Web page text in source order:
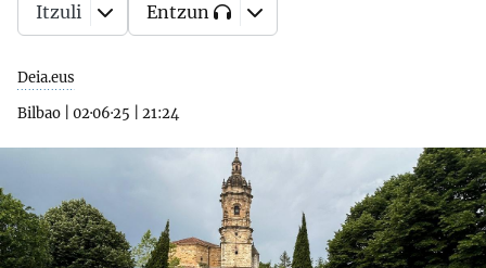
Deia.eus
Bilbao
02·06·25 21:24
Itzuli Entzun